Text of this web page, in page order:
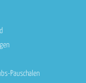
Pauschalen